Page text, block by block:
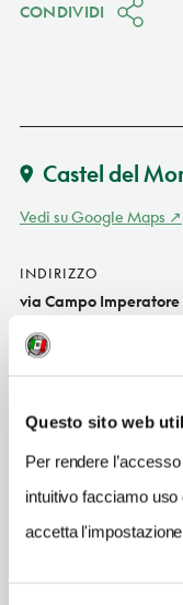
Questo sito web
Per rendere
intuitivo facciamo
accetta
CONDIVIDI
Castel del
Vedi su Google Maps
INDIRIZZO
via Campo
Abruzzo IT
TELEFONO
3336436317-
NUMERO CAMERE